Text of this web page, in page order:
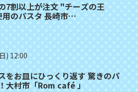
7割以上が注文 "チーズの王
のパスタ 長崎市
) 12:00
をお皿にひっくり返す 驚きのパ
大村市「Rom café 」